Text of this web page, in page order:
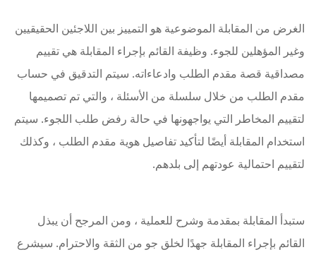
الغرض من المقابلة الموضوعية هو التمييز بين اللاجئين الحقيقيين
وغير المؤهلين للجوء. وظيفة القائم بإجراء المقابلة هي تقييم
مصداقية قصة مقدم الطلب وادعاءاته. سيتم التدقيق في حساب
مقدم الطلب من خلال سلسلة من الأسئلة ، والتي تم تصميمها
لتقييم المخاطر التي يواجهونها في حالة رفض طلب اللجوء. سيتم
استخدام المقابلة أيضًا لتأكيد تفاصيل هوية مقدم الطلب ، وكذلك
لتقييم احتمالية عودتهم إلى بلدهم.
ستبدأ المقابلة بمقدمة وشرح للعملية ، ومن المرجح أن يبذل
القائم بإجراء المقابلة جهدًا لخلق جو من الثقة والاحترام. سيشرع